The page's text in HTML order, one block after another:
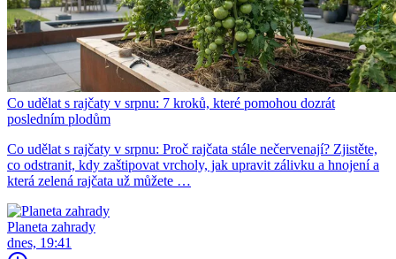
Co udělat s rajčaty v srpnu: 7 kroků, které pomohou dozrát
posledním plodům
Co udělat s rajčaty v srpnu: Proč rajčata stále nečervenají? Zjistěte,
co odstranit, kdy zaštipovat vrcholy, jak upravit zálivku a hnojení a
která zelená rajčata už můžete …
Planeta zahrady
dnes, 19:41